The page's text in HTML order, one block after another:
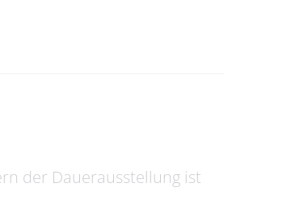
der Dauerausstellung ist